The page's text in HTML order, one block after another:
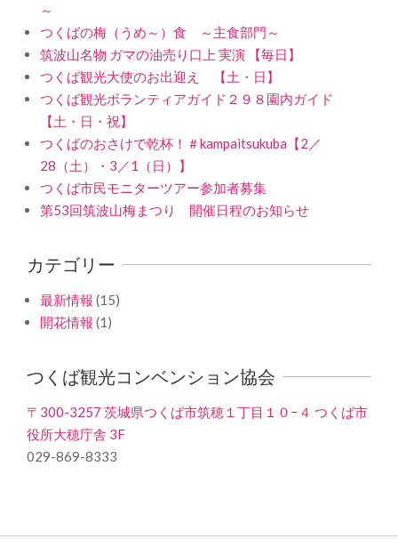
～
つくばの梅（うめ～）食 ～主食部門～
筑波山名物 ガマの油売り口上 実演 【毎日】
つくば観光大使のお出迎え 【土・日】
つくば観光ボランティアガイド２９８園内ガイド
【土・日・祝】
つくばのおさけで乾杯！＃kampaitsukuba【2／
28（土）・3／1（日）】
つくば市民モニターツアー参加者募集
第53回筑波山梅まつり 開催日程のお知らせ
カテゴリー
最新情報 (15)
開花情報 (1)
つくば観光コンベンション協会
〒300-3257 茨城県つくば市筑穂１丁目１０−４ つくば市
役所大穂庁舎 3F
029-869-8333